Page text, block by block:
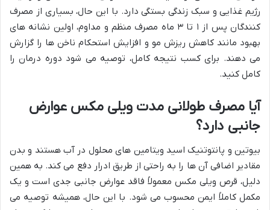
رژیم غذایی و سبک زندگی بستگی دارد. با این حال، بسیاری از مصرف
کنندگان پس از ۱ تا ۳ ماه مصرف منظم و مداوم، اولین نشانه های
بهبود مانند کاهش ریزش مو و افزایش استحکام ناخن ها را گزارش
می دهند. برای کسب نتیجه کامل، توصیه می شود دوره درمان را
کامل کنید.
آیا مصرف طولانی مدت ویلی مکس عوارض
جانبی دارد؟
بیوتین و پانتوتنیک اسید ویتامین های محلول در آب هستند و بدن
مقادیر اضافی آن ها را به راحتی از طریق ادرار دفع می کند. به همین
دلیل، قرص ویلی مکس معمولاً فاقد عوارض جانبی جدی است و یک
مکمل کاملاً ایمن محسوب می شود. با این حال، همیشه توصیه می